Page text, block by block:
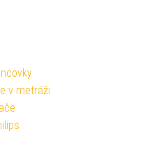
v metráži